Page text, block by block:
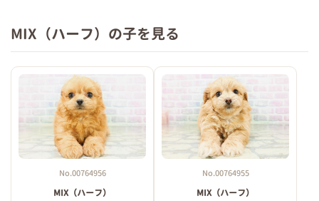
MIX（ハーフ）の子を見る
No.00764956
MIX（ハーフ）
No.00764955
MIX（ハーフ）